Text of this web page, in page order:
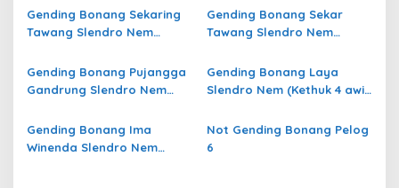
Pelog 6
Gending Bonang Sekaring
Tawang Slendro Nem
Pelog 6
Gending Bonang Sekar
Tawang Slendro Nem
Pelog 6
Gending Bonang Pujangga
Gandrung Slendro Nem
Pelog 6
Gending Bonang Laya
Slendro Nem (Kethuk 4 awis
Gending Bonang Ima
Winenda Slendro Nem
Not Gending Bonang Pelog
6